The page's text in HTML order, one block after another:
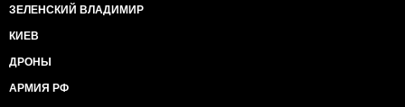
ЗЕЛЕНСКИЙ ВЛАДИМИР
КИЕВ
ДРОНЫ
АРМИЯ РФ